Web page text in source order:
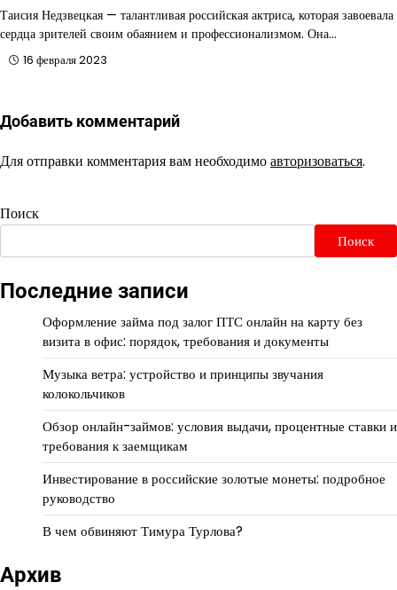
Таисия Недзвецкая — талантливая российская актриса, которая завоевала
сердца зрителей своим обаянием и профессионализмом. Она…
16 февраля 2023
Добавить комментарий
Для отправки комментария вам необходимоавторизоваться.
Поиск
Поиск
Последние записи
Оформление займа под залог ПТС онлайн на карту без
визита в офис: порядок, требования и документы
Музыка ветра: устройство и принципы звучания
колокольчиков
Обзор онлайн-займов: условия выдачи, процентные ставки и
требования к заемщикам
Инвестирование в российские золотые монеты: подробное
руководство
В чем обвиняют Тимура Турлова?
Архив